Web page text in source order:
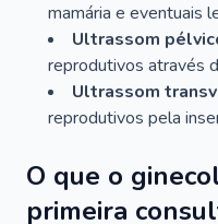
mamária e eventuais
Ultrassom
reprodutivos através
Ultrassom
reprodutivos pela
O que o
primeira